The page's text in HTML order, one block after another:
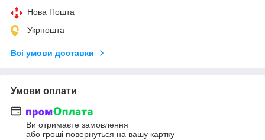
Нова Пошта
Укрпошта
Всі умови доставки
Умови оплати
Ви отримаєте замовлення
або гроші повернуться на вашу картку